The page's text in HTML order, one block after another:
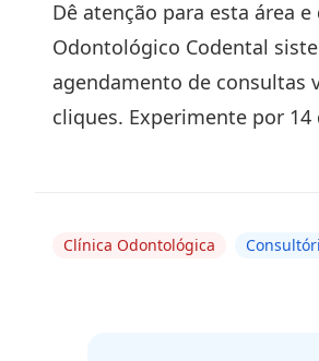
Dê atenção para esta área
Odontológico Codental
agendamento de consultas
cliques. Experimente por
Clínica Odontológica